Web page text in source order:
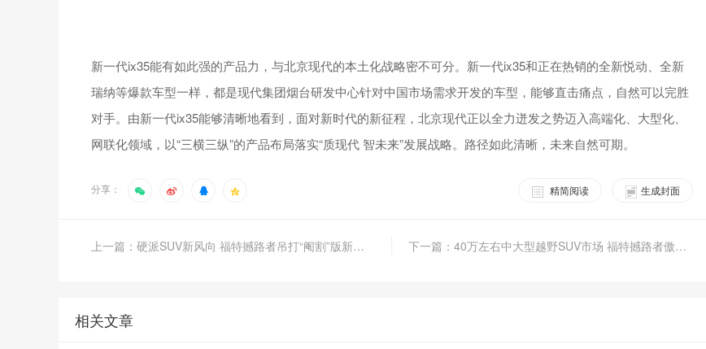
新一代ix35能有如此强的产品力，与北京现代的本土化战略密不可分。新一代ix35和正在热销的全新悦动、全新
瑞纳等爆款车型一样，都是现代集团烟台研发中心针对中国市场需求开发的车型，能够直击痛点，自然可以完胜
对手。由新一代ix35能够清晰地看到，面对新时代的新征程，北京现代正以全力迸发之势迈入高端化、大型化、
网联化领域，以“三横三纵”的产品布局落实“质现代 智未来”发展战略。路径如此清晰，未来自然可期。
分享： 生成封面
精简阅读
上一篇：硬派SUV新风向 福特撼路者吊打“阉割”版新款丰田普拉多 下一篇：40万左右中大型越野SUV市场 福特撼路者傲居最佳
相关文章